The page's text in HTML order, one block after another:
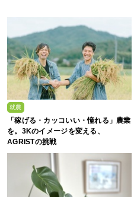
就農
「稼げる・カッコいい・憧れる」農業
を。3Kのイメージを変える、
AGRISTの挑戦